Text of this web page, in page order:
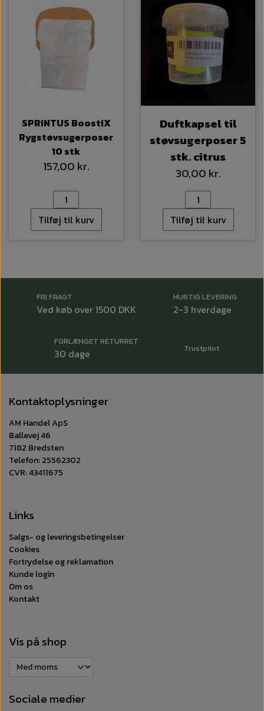
SPRiNTUS BoostiX
Rygstøvsugerposer
10 stk
157,00 kr.
Tilføj til kurv
Duftkapsel til
støvsugerposer 5
stk. citrus
30,00 kr.
Tilføj til kurv
FRI FRAGT
Ved køb over 1500 DKK
HURTIG LEVERING
2-3 hverdage
FORLÆNGET RETURRET
30 dage Trustpilot
Kontaktoplysninger
AM Handel ApS
Ballevej 46
7182 Bredsten
Telefon: 25562302
CVR: 43411675
Links
Salgs- og leveringsbetingelser
Cookies
Fortrydelse og reklamation
Kunde login
Om os
Kontakt
Vis på shop
Sociale medier